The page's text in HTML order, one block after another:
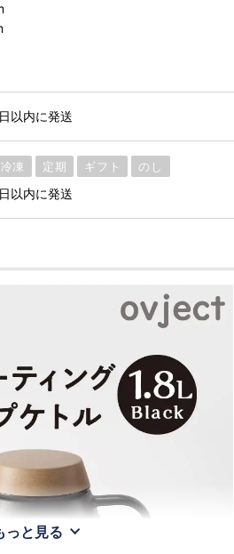
以内に発送
冷凍 定期 ギフト のし
以内に発送
っと見る